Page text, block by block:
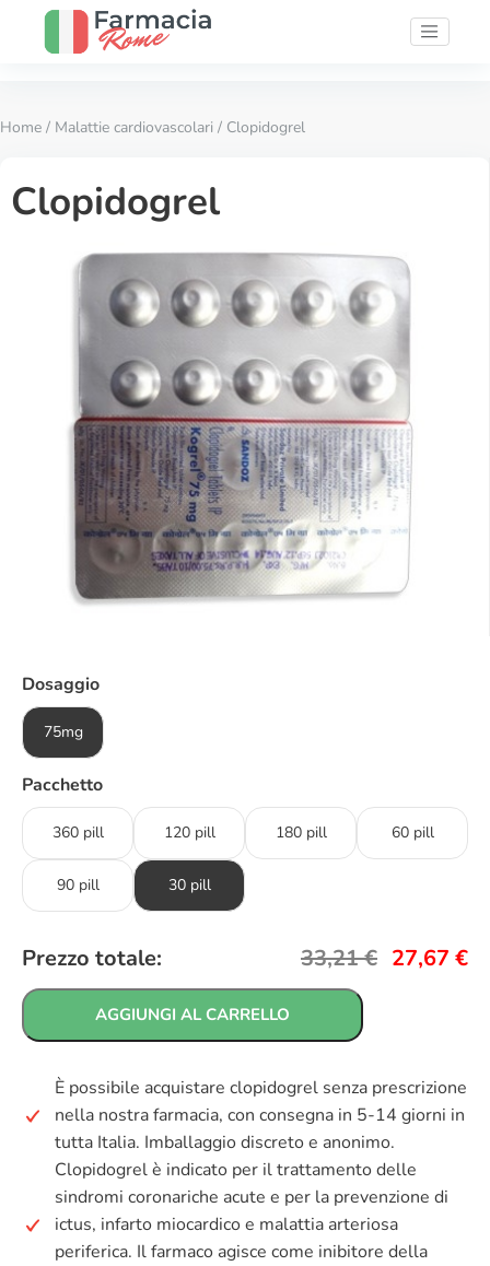
Home / Malattie cardiovascolari / Clopidogrel
Clopidogrel
Dosaggio
75mg
Pacchetto
360 pill 120 pill 180 pill 60 pill
90 pill 30 pill
Prezzo totale: 33,21€ 27,67 €
AGGIUNGI AL CARRELLO
È possibile acquistare clopidogrel senza prescrizione
nella nostra farmacia, con consegna in 5-14 giorni in
tutta Italia. Imballaggio discreto e anonimo.
Clopidogrel è indicato per il trattamento delle
sindromi coronariche acute e per la prevenzione di
ictus, infarto miocardico e malattia arteriosa
periferica. Il farmaco agisce come inibitore della